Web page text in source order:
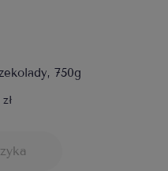
750g